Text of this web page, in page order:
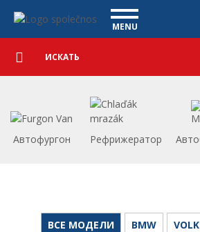
автомобили - VanscentreNavigace
MENU
КОММЕРЧЕСКИЕ АВТОМОБИЛИ
АВТОМОБИЛИ
ЧТО МЫ ПРЕДЛАГАЕМ
ФИНАНСИРОВАНИЕ
CСЫЛКА
Подробный
поиск Искать
Автофургон Рефрижератор
ВСЕ МОДЕЛИ BMW